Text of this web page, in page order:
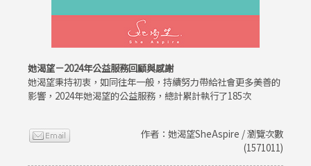
她渴望－2024年公益服務回顧與感謝
她渴望秉持初衷，如同往年一般，持續努力帶給社會更多美善的
影響，2024年她渴望的公益服務，總計累計執行了185次
作者：她渴望SheAspire / 瀏覽次數
(1571011)